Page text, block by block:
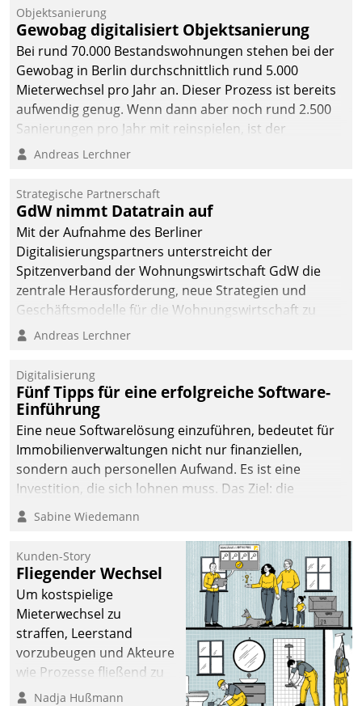
Unternehmen.
Objektsanierung
Gewobag digitalisiert Objektsanierung
Bei rund 70.000 Bestandswohnungen stehen bei der
Gewobag in Berlin durchschnittlich rund 5.000
Mieterwechsel pro Jahr an. Dieser Prozess ist bereits
aufwendig genug. Wenn dann aber noch rund 2.500
Sanierungen pro Jahr mit reinspielen, ist der
Betreuungs- und Organisationsaufwand immens. Im
kommunale Wohnungsbauunternehmen daher
gemeinsam mit der Berliner Datatrain GmbH den
Teilprozess der Objektsanierung digitalisiert.
Andreas Lerchner
Strategische Partnerschaft
GdW nimmt Datatrain auf
Mit der Aufnahme des Berliner
Digitalisierungspartners unterstreicht der
Spitzenverband der Wohnungswirtschaft GdW die
zentrale Herausforderung, neue Strategien und
Geschäftsmodelle für die Wohnungswirtschaft zu
entwickeln.
Andreas Lerchner
Digitalisierung
Fünf Tipps für eine erfolgreiche Software-
Einführung
Eine neue Softwarelösung einzuführen, bedeutet für
Immobilienverwaltungen nicht nur finanziellen,
sondern auch personellen Aufwand. Es ist eine
Investition, die sich lohnen muss. Das Ziel: die
nachhaltige Optimierung der Geschäftsabläufe. Damit
dieses Ziel erreicht wird, sollten einige Grundregeln
Sabine Wiedemann
Kunden-Story
Fliegender Wechsel
Um kostspielige
Mieterwechsel zu
straffen, Leerstand
vorzubeugen und Akteure
wie Prozesse fließend zu
vernetzen, nutzt die
Nadja Hußmann